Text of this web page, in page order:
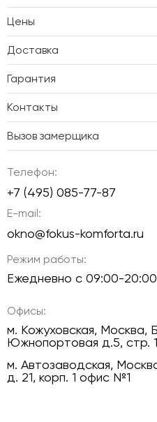
Цены
Доставка
Гарантия
Контакты
Вызов замерщика
Телефон:
+7 (495) 085-77-87
E-mail:
okno@fokus-komforta.ru
Режим работы:
Ежедневно с 09:00-20:00
Офисы:
м. Кожуховская, Москва,
Южнопортовая д.5, стр.
м. Автозаводская,
д. 21, корп. 1 офис №1